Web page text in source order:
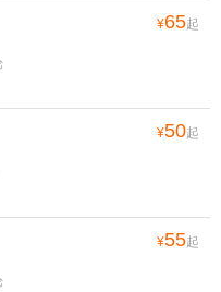
¥65起
¥50起
¥55起